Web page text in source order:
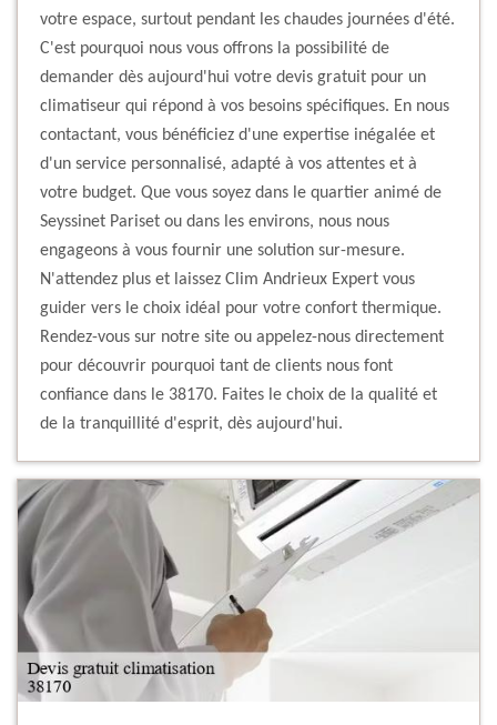
votre espace, surtout pendant les chaudes journées d'été.
C'est pourquoi nous vous offrons la possibilité de
demander dès aujourd'hui votre devis gratuit pour un
climatiseur qui répond à vos besoins spécifiques. En nous
contactant, vous bénéficiez d'une expertise inégalée et
d'un service personnalisé, adapté à vos attentes et à
votre budget. Que vous soyez dans le quartier animé de
Seyssinet Pariset ou dans les environs, nous nous
engageons à vous fournir une solution sur-mesure.
N'attendez plus et laissez Clim Andrieux Expert vous
guider vers le choix idéal pour votre confort thermique.
Rendez-vous sur notre site ou appelez-nous directement
pour découvrir pourquoi tant de clients nous font
confiance dans le 38170. Faites le choix de la qualité et
de la tranquillité d'esprit, dès aujourd'hui.